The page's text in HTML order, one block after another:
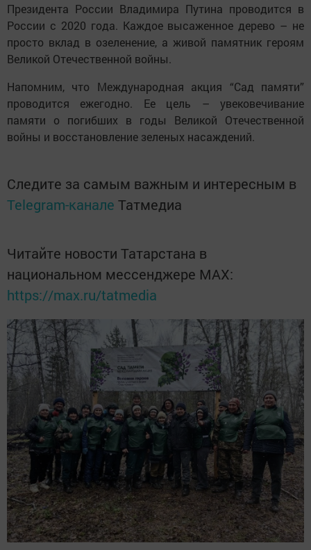
Президента России Владимира Путина проводится в
России с 2020 года. Каждое высаженное дерево – не
просто вклад в озеленение, а живой памятник героям
Великой Отечественной войны.
Напомним, что Международная акция “Сад памяти”
проводится ежегодно. Ее цель – увековечивание
памяти о погибших в годы Великой Отечественной
войны и восстановление зеленых насаждений.
Следите за самым важным и интересным в
Telegram-канале Татмедиа
Читайте новости Татарстана в
национальном мессенджере MАХ:
https://max.ru/tatmedia